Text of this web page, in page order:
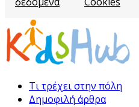
Τι τρέχει στην πόλη
Δημοφιλή άρθρα